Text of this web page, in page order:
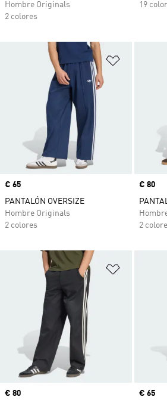
Hombre Originals
2 colores
19
Añadir a
Precio
€ 65
PANTALÓN OVERSIZE
Hombre Originals
2 colores
Precio
€ 80
2
Añadir a
Precio
€ 80
Precio
€ 65